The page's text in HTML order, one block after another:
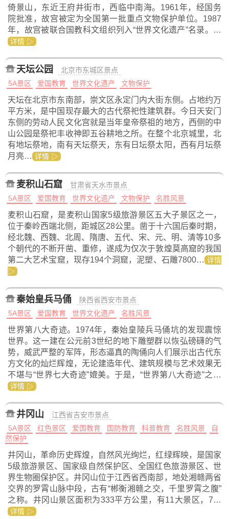
倚景山，东近王府井街市，西临中南海。1961年，经国务
院批准，故宫被定为全国第一批重点文物保护单位。1987
年，故宫被联合国教科文组织列入“世界文化遗产”名录。…
详情 ▷
天坛公园
北京市东城区景点
5A景区
爱国教育 世界文化遗产 文物保护
天坛在北京市东南部，崇文区永定门内大街东侧。占地约万
平方米，是中国现存最大的古代祭祀性建筑群。今日天安门
东侧的劳动人民文化宫就是当年皇帝祭祖的地方，西侧的中
山公园是祭祀丰收神即五谷耕地之所。在整个北京城里，北
有地坛祭地，南有天坛祭天，东有日坛祭太阳，西有月坛祭
月亮… 详情 ▷
麦积山石窟
甘肃省天水市景点
5A景区
爱国教育 世界文化遗产 文物保护 名胜风景
麦积山石窟，是麦积山国家5级旅游景区五大子景区之一，
位于秦岭西端北侧，距城区28公里。凿于十六国后秦时期，
经北魏、西魏、北周、隋唐、五代、宋、元、明、清等10多
个朝代的不断开凿、重修，遂成为仅次于敦煌莫高窟的我国
第二大艺术宝窟，现存194个洞窟，泥塑、石雕7800… 详情
▷
秦始皇兵马俑
陕西省西安市景点
5A景区
爱国教育 世界文化遗产 名胜风景
世界第八大奇迹。1974年，秦始皇陵兵马俑坑的发现震惊
世界。这一建在公元前3世纪的地下雕塑群以恢弘磅礴的气
势，威武严整的军阵，形态逼真的陶俑向人们展示出古代东
方文化的灿烂辉煌，无论建造年代、建筑规模与艺术效果无
不堪与“世界七大奇迹”媲美。于是，“世界第八大奇迹”之…
详情 ▷
井冈山
江西省吉安市景点
5A景区
红色景区 爱国教育 国防教育 科普教育 名胜风景
自
然保护
井冈山，革命历史辉煌，自然风光绚烂，红绿辉映，是国家
5级旅游景区、国家级自然保护区、全国红色旅游景区、世
界生物圈保护区。井冈山位于江西省西南部，地处湘赣两省
交界的罗霄山脉中段，古有“郴衡湘赣之交，千里罗霄之腹”
之称。井冈山景区面积为333平方公里，有11大景区，7…
详情 ▷